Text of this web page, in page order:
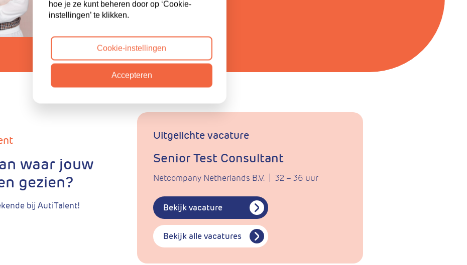
waar jouw
gezien?
bij AutiTalent!
Uitgelichte vacature
Senior Test Consultant
Netcompany Netherlands B.V. 32 – 36 uur
Bekijk vacature
Bekijk alle vacatures
hoe je ze kunt beheren door op ‘Cookie-
instellingen’ te klikken.
Cookie-instellingen
Accepteren